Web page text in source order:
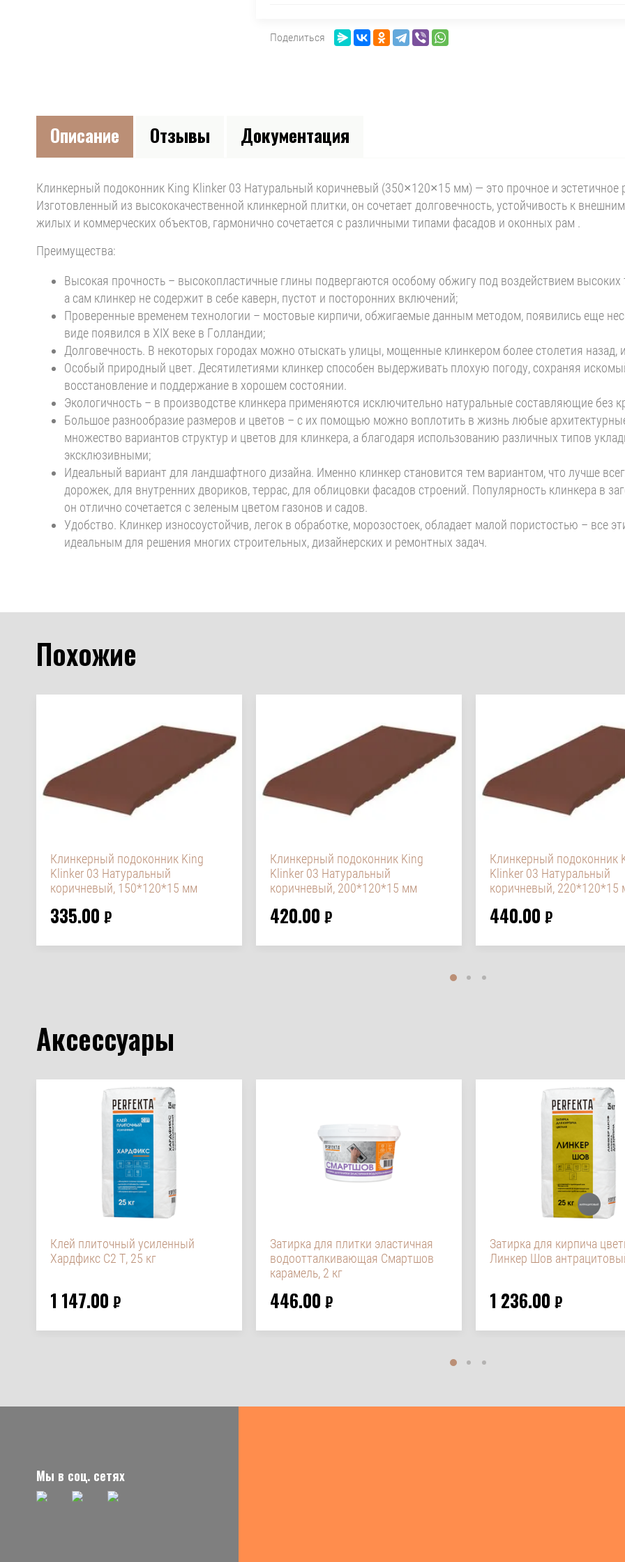
Поделиться
Описание Отзывы Документация
Клинкерный подоконник King Klinker 03 Натуральный коричневый (350×120×15 мм) — это прочное и
Изготовленный из высококачественной клинкерной плитки, он сочетает долговечность, устойчивость к
жилых и коммерческих объектов, гармонично сочетается с различными типами фасадов и оконных рам .
Преимущества:
Высокая прочность – высокопластичные глины подвергаются особому обжигу под воздействием
а сам клинкер не содержит в себе каверн, пустот и посторонних включений;
Проверенные временем технологии – мостовые кирпичи, обжигаемые данным методом, появились еще
виде появился в XIX веке в Голландии;
Долговечность. В некоторых городах можно отыскать улицы, мощенные клинкером более столетия назад,
Особый природный цвет. Десятилетиями клинкер способен выдерживать плохую погоду, сохраняя
восстановление и поддержание в хорошем состоянии.
Экологичность – в производстве клинкера применяются исключительно натуральные составляющие без
Большое разнообразие размеров и цветов – с их помощью можно воплотить в жизнь любые
множество вариантов структур и цветов для клинкера, а благодаря использованию различных типов
эксклюзивными;
Идеальный вариант для ландшафтного дизайна. Именно клинкер становится тем вариантом, что лучше
дорожек, для внутренних двориков, террас, для облицовки фасадов строений. Популярность клинкера в
он отлично сочетается с зеленым цветом газонов и садов.
Удобство. Клинкер износоустойчив, легок в обработке, морозостоек, обладает малой пористостью – все
идеальным для решения многих строительных, дизайнерских и ремонтных задач.
Похожие
Клинкерный подоконник King
Klinker 03 Натуральный
коричневый, 150*120*15 мм
335.00 ₽
Клинкерный подоконник King
Klinker 03 Натуральный
коричневый, 200*120*15 мм
420.00 ₽
Клинкерный подоконник
Klinker 03 Натуральный
коричневый, 220*120*15
440.00 ₽
Аксессуары
Клей плиточный усиленный
Хардфикс C2 Т, 25 кг
1 147.00 ₽
Затирка для плитки эластичная
водоотталкивающая Смартшов
карамель, 2 кг
446.00 ₽
Затирка для кирпича
Линкер Шов
1 236.00 ₽
Мы в соц. сетях